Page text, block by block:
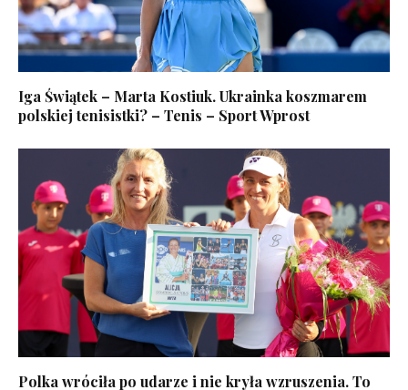
Iga Świątek – Marta Kostiuk. Ukrainka koszmarem
polskiej tenisistki? – Tenis – Sport Wprost
Polka wróciła po udarze i nie kryła wzruszenia. To